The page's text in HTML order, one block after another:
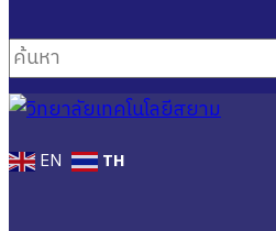
ค้นหา
EN TH